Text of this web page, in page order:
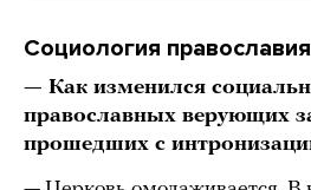
Социология православия
— Как изменился
православных верующих
прошедших с